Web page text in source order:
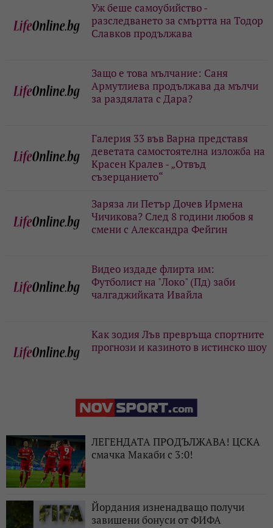
Уж беше самоубийство -
разследването за смъртта на Тодор
Славков продължава
Защо е това мълчание: Саня
Армутлиева продължава да мълчи
за раздялата с Дара?
Галерия 33 във Варна представя
деветата самостоятелна изложба на
Красен Кралев - „Отвъд
съзерцанието“
Заряза ли Петър Дочев Ирмена
Чичикова? След 8 години любов я
смени с Александра Фейгин
Видео издаде флирта им:
Футболист на "Локо" (Пд) заби
чалгаджийката Ивайла
Как зодия Лъв превръща спортните
прогнози и казиното в истинско шоу
ЛЕГЕНДАТА ПРОДЪЛЖАВА! ЦСКА
смачка Макаби с 3:0!
Йордания изненадващо получи
завишени бонуси от ФИФА